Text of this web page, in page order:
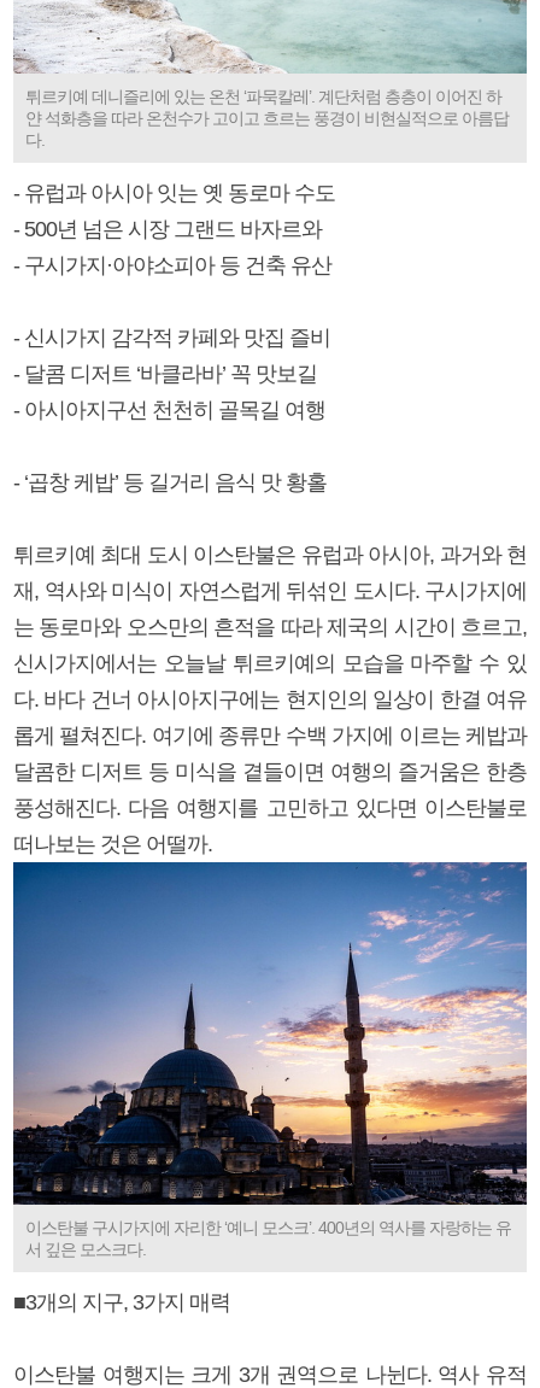
튀르키예 데니즐리에 있는 온천 ‘파묵칼레’. 계단처럼 층층이 이어진 하
얀 석화층을 따라 온천수가 고이고 흐르는 풍경이 비현실적으로 아름답
다.
- 유럽과 아시아 잇는 옛 동로마 수도
- 500년 넘은 시장 그랜드 바자르와
- 구시가지·아야소피아 등 건축 유산
- 신시가지 감각적 카페와 맛집 즐비
- 달콤 디저트 ‘바클라바’ 꼭 맛보길
- 아시아지구선 천천히 골목길 여행
- ‘곱창 케밥’ 등 길거리 음식 맛 황홀
튀르키예 최대 도시 이스탄불은 유럽과 아시아, 과거와 현
재, 역사와 미식이 자연스럽게 뒤섞인 도시다. 구시가지에
는 동로마와 오스만의 흔적을 따라 제국의 시간이 흐르고,
신시가지에서는 오늘날 튀르키예의 모습을 마주할 수 있
다. 바다 건너 아시아지구에는 현지인의 일상이 한결 여유
롭게 펼쳐진다. 여기에 종류만 수백 가지에 이르는 케밥과
달콤한 디저트 등 미식을 곁들이면 여행의 즐거움은 한층
풍성해진다. 다음 여행지를 고민하고 있다면 이스탄불로
떠나보는 것은 어떨까.
이스탄불 구시가지에 자리한 ‘예니 모스크’. 400년의 역사를 자랑하는 유
서 깊은 모스크다.
■3개의 지구, 3가지 매력
이스탄불 여행지는 크게 3개 권역으로 나뉜다. 역사 유적